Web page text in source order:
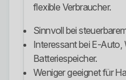
flexible Verbraucher.
Sinnvoll bei
Interessant bei E-Auto,
Batteriespeicher.
Weniger geeignet für